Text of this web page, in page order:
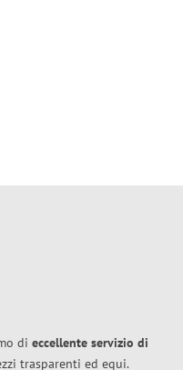
di eccellente servizio di
trasparenti ed equi.